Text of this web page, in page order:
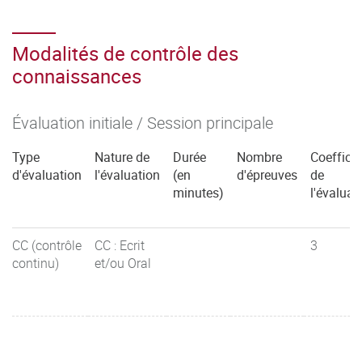
Modalités de contrôle des
connaissances
Évaluation initiale / Session principale
Type
d'évaluation
Nature de
l'évaluation
Durée
(en
minutes)
Nombre
d'épreuves
de
CC (contrôle
continu)
CC : Ecrit
et/ou Oral
3